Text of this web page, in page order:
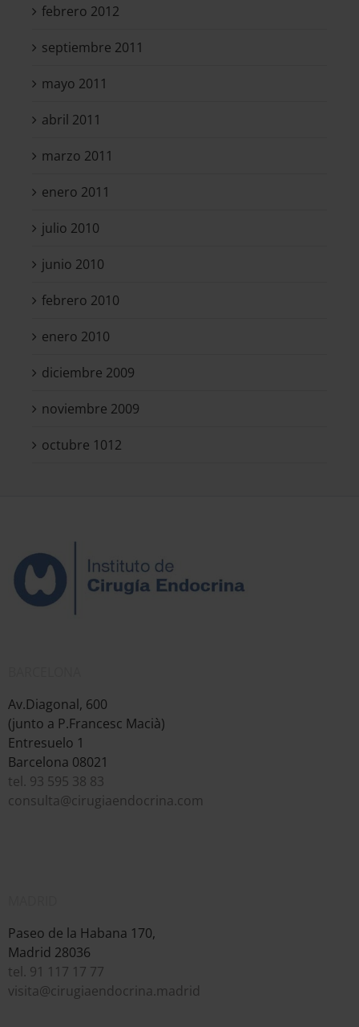
febrero 2012
septiembre 2011
mayo 2011
abril 2011
marzo 2011
enero 2011
julio 2010
junio 2010
febrero 2010
enero 2010
diciembre 2009
noviembre 2009
octubre 1012
Av.Diagonal, 600
(junto a P.Francesc Macià)
Entresuelo 1
Barcelona 08021
tel. 93 595 38 83
consulta@cirugiaendocrina.com
Paseo de la Habana 170,
Madrid 28036
tel. 91 117 17 77
visita@cirugiaendocrina.madrid